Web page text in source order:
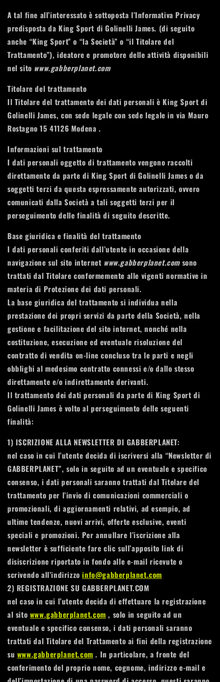
A tal fine all’interessato è sottoposta l’Informativa Privacy
predisposta da King Sport di Golinelli James. (di seguito
anche “King Sport” o “la Società” o “il Titolare del
Trattamento”), ideatore e promotore delle attività disponibili
nel sito www.gabberplanet.com
Titolare del trattamento
Il Titolare del trattamento dei dati personali è King Sport di
Golinelli James, con sede legale con sede legale in via Mauro
Rostagno 15 41126 Modena .
Informazioni sul trattamento
I dati personali oggetto di trattamento vengono raccolti
direttamente da parte di King Sport di Golinelli James o da
soggetti terzi da questa espressamente autorizzati, ovvero
comunicati dalla Società a tali soggetti terzi per il
perseguimento delle finalità di seguito descritte.
Base giuridica e finalità del trattamento
I dati personali conferiti dall’utente in occasione della
navigazione sul sito internet www.gabberplanet.comsono
trattati dal Titolare conformemente alle vigenti normative in
materia di Protezione dei dati personali.
La base giuridica del trattamento si individua nella
prestazione dei propri servizi da parte della Società, nella
gestione e facilitazione del sito internet, nonché nella
costituzione, esecuzione ed eventuale risoluzione del
contratto di vendita on-line concluso tra le parti e negli
obblighi al medesimo contratto connessi e/o dallo stesso
direttamente e/o indirettamente derivanti.
Il trattamento dei dati personali da parte di King Sport di
Golinelli James è volto al perseguimento delle seguenti
finalità:
1) ISCRIZIONE ALLA NEWSLETTER DI GABBERPLANET:
nel caso in cui l’utente decida di iscriversi alla “Newsletter di
GABBERPLANET”, solo in seguito ad un eventuale e specifico
consenso, i dati personali saranno trattati dal Titolare del
trattamento per l’invio di comunicazioni commerciali o
promozionali, di aggiornamenti relativi, ad esempio, ad
ultime tendenze, nuovi arrivi, offerte esclusive, eventi
speciali e promozioni. Per annullare l’iscrizione alla
newsletter è sufficiente fare clic sull’apposito link di
disiscrizione riportato in fondo alle e-mail ricevute o
scrivendo all’indirizzoinfo@gabberplanet.com
2) REGISTRAZIONE SU GABBERPLANET.COM
nel caso in cui l’utente decida di effettuare la registrazione
al sito www.gabberplanet.com , solo in seguito ad un
eventuale e specifico consenso, i dati personali saranno
trattati dal Titolare del Trattamento ai fini della registrazione
su www.gabberplanet.com . In particolare, a fronte del
conferimento del proprio nome, cognome, indirizzo e-mail e